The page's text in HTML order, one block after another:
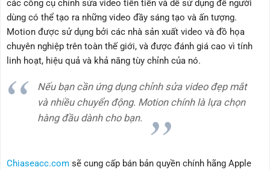
các công cụ chỉnh sửa video tiên tiến và dễ sử dụng để người
dùng có thể tạo ra những video đầy sáng tạo và ấn tượng.
Motion được sử dụng bởi các nhà sản xuất video và đồ họa
chuyên nghiệp trên toàn thế giới, và được đánh giá cao vì tính
linh hoạt, hiệu quả và khả năng tùy chỉnh của nó.
Nếu bạn cần ứng dụng chỉnh sửa video đẹp mắt
và nhiều chuyển động. Motion chính là lựa chọn
hàng đầu dành cho bạn.
Chiaseacc.com sẽ cung cấp bán bản quyền chính hãng Apple